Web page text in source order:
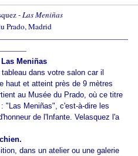
-Las Meniñas
Prado, Madrid
Las Meniñas
dans votre salon car il
haut et atteint près de 9 mètres
au Musée du Prado, où ce titre
"Las Meniñas", c'est-à-dire les
de l'Infante. Velasquez l'a
dans un atelier ou une galerie